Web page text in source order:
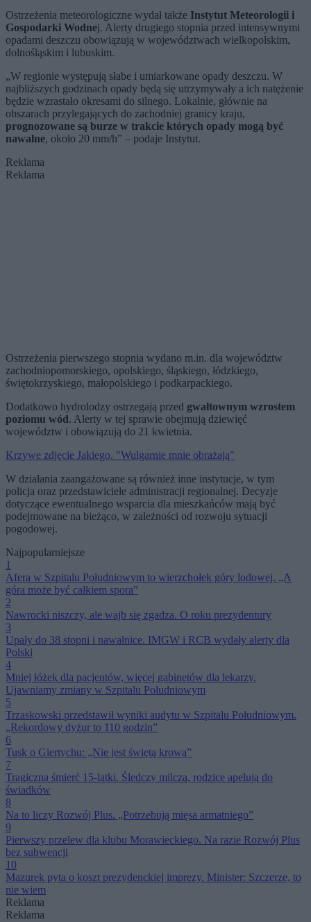
Ostrzeżenia meteorologiczne wydał także Instytut Meteorologii i
Gospodarki Wodnej. Alerty drugiego stopnia przed intensywnymi
opadami deszczu obowiązują w województwach wielkopolskim,
dolnośląskim i lubuskim.
„W regionie występują słabe i umiarkowane opady deszczu. W
najbliższych godzinach opady będą się utrzymywały a ich natężenie
będzie wzrastało okresami do silnego. Lokalnie, głównie na
obszarach przylegających do zachodniej granicy kraju,
prognozowane są burze w trakcie których opady mogą być
nawalne, około 20 mm/h” – podaje Instytut.
Reklama
Reklama
Ostrzeżenia pierwszego stopnia wydano m.in. dla województw
zachodniopomorskiego, opolskiego, śląskiego, łódzkiego,
świętokrzyskiego, małopolskiego i podkarpackiego.
Dodatkowo hydrolodzy ostrzegają przed gwałtownym wzrostem
poziomu wód. Alerty w tej sprawie obejmują dziewięć
województw i obowiązują do 21 kwietnia.
Krzywe zdjęcie Jakiego. "Wulgarnie mnie obrażają"
W działania zaangażowane są również inne instytucje, w tym
policja oraz przedstawiciele administracji regionalnej. Decyzje
dotyczące ewentualnego wsparcia dla mieszkańców mają być
podejmowane na bieżąco, w zależności od rozwoju sytuacji
pogodowej.
Najpopularniejsze
1
Afera w Szpitalu Południowym to wierzchołek góry lodowej. „A
góra może być całkiem spora”
2
Nawrocki niszczy, ale wajb się zgadza. O roku prezydentury
3
Upały do 38 stopni i nawałnice. IMGW i RCB wydały alerty dla
Polski
4
Mniej łóżek dla pacjentów, więcej gabinetów dla lekarzy.
Ujawniamy zmiany w Szpitalu Południowym
5
Trzaskowski przedstawił wyniki audytu w Szpitalu Południowym.
„Rekordowy dyżur to 110 godzin”
6
Tusk o Giertychu: „Nie jest świętą krową”
7
Tragiczna śmierć 15-latki. Śledczy milczą, rodzice apelują do
świadków
8
Na to liczy Rozwój Plus. „Potrzebują mięsa armatniego”
9
Pierwszy przelew dla klubu Morawieckiego. Na razie Rozwój Plus
bez subwencji
10
Mazurek pyta o koszt prezydenckiej imprezy. Minister: Szczerze, to
nie wiem
Reklama
Reklama